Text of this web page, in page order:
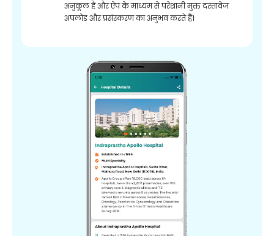
अनुकूल हैं और ऐप के माध्यम से परेशानी मुक्त दस्तावेज
अपलोड और प्रसंस्करण का अनुभव करते हैं।